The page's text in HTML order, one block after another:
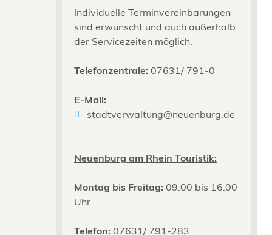
Individuelle Terminvereinbarungen
sind erwünscht und auch außerhalb
der Servicezeiten möglich.
Telefonzentrale: 07631/ 791-0
E-Mail:
stadtverwaltung@neuenburg.de
Neuenburg am Rhein Touristik:
Montag bis Freitag: 09.00 bis 16.00
Uhr
Telefon: 07631/ 791-283